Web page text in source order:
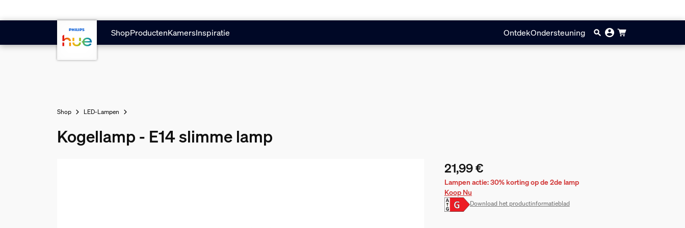
ShopProductenKamersInspiratie OntdekOndersteuning
Shop LED-Lampen
Kogellamp - E14 slimme lamp
De huidige prijs is 21,99 €
21,99 €
Lampen actie: 30% korting op de 2de lamp
Koop Nu
Download het productinformatieblad